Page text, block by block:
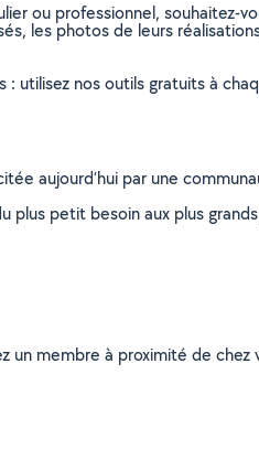
ou professionnel, souhaitez-
les photos de leurs
: utilisez nos outils gratuits à
aujourd’hui par une
plus petit besoin aux plus
un membre à proximité de chez